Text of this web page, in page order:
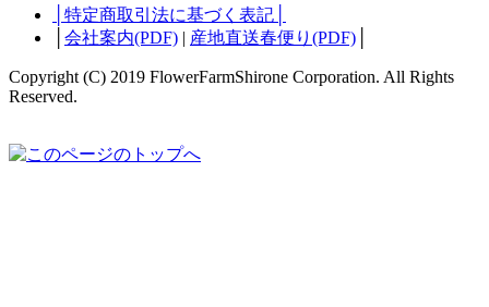
│特定商取引法に基づく表記│
会社案内(PDF) | 産地直送春便り(PDF)
Copyright (C) 2019 FlowerFarmShirone Corporation. All Rights
Reserved.